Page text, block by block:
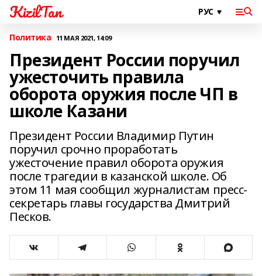
KizilTan
Политика 11 МАЯ 2021, 14:09
Президент России поручил
ужесточить правила
оборота оружия после ЧП в
школе Казани
Президент России Владимир Путин
поручил срочно проработать
ужесточение правил оборота оружия
после трагедии в казанской школе. Об
этом 11 мая сообщил журналистам пресс-
секретарь главы государства Дмитрий
Песков.